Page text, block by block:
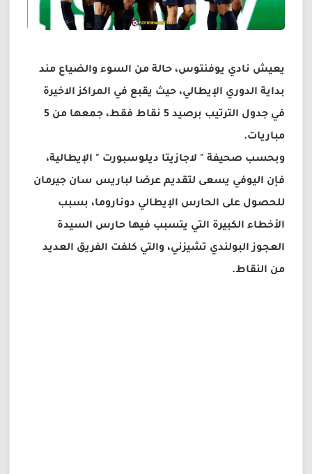
يعيش نادي يوفنتوس، حالة من السوء والضياع مند
بداية الدوري الإيطالي، حيث يقبع في المراكز الاخيرة
في جدول الترتيب برصيد 5 نقاط فقط، جمعها من 5
مباريات.
وبحسب صحيفة " لاجازيتا ديلوسبورت " الإيطالية،
فإن اليوفي يسعى لتقديم عرضا لباريس سان جيرمان
للحصول على الحارس الإيطالي دوناروما، بسبب
الأخطاء الكبيرة التي يتسبب فيها حارس السيدة
العجوز البولندي تشيزني، والتي كلفت الفريق العديد
من النقاط.